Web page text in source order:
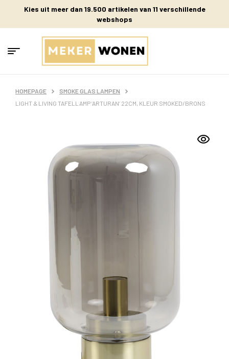
Kies uit meer dan 19.500 artikelen van 11 verschillende
webshops
HOMEPAGE
SMOKE GLAS LAMPEN
LIGHT & LIVING TAFELLAMP ‘ARTURAN’ 22CM, KLEUR SMOKED/BRONS